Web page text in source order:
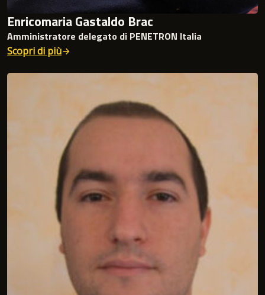
Enricomaria Gastaldo Brac
Amministratore delegato di PENETRON Italia
Scopri di più